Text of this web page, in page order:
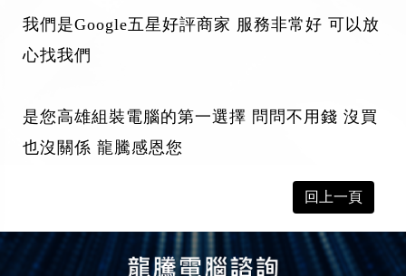
我們是Google五星好評商家 服務非常好 可以放
心找我們
是您高雄組裝電腦的第一選擇 問問不用錢 沒買
也沒關係 龍騰感恩您
回上一頁